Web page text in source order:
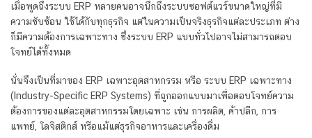
เมื่อพูดถึงระบบ ERP หลายคนอาจนึกถึงระบบซอฟต์แวร์ขนาดใหญ่ที่มี
ความซับซ้อน ใช้ได้กับทุกธุรกิจ แต่ในความเป็นจริงธุรกิจแต่ละประเภท ต่าง
ก็มีความต้องการเฉพาะทาง ซึ่งระบบ ERP แบบทั่วไปอาจไม่สามารถตอบ
โจทย์ได้ทั้งหมด
นั่นจึงเป็นที่มาของ ERP เฉพาะอุตสาหกรรม หรือ ระบบ ERP เฉพาะทาง
(Industry-Specific ERP Systems) ที่ถูกออกแบบมาเพื่อตอบโจทย์ความ
ต้องการของแต่ละอุตสาหกรรมโดยเฉพาะ เช่น การผลิต, ค้าปลีก, การ
แพทย์, โลจิสติกส์ หรือแม้แต่ธุรกิจอาหารและเครื่องดื่ม